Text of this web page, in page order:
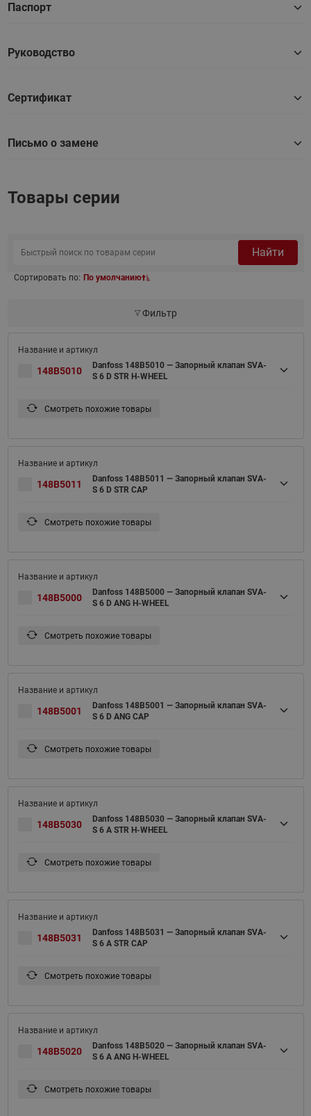
Паспорт
Руководство
Сертификат
Письмо о замене
Товары серии
Найти
Сортировать по: По умолчанию
Фильтр
148B5010
Danfoss 148B5010 — Запорный клапан SVA-
S 6 D STR H-WHEEL
Смотреть похожие товары
148B5011
Danfoss 148B5011 — Запорный клапан SVA-
S 6 D STR CAP
Смотреть похожие товары
148B5000
Danfoss 148B5000 — Запорный клапан SVA-
S 6 D ANG H-WHEEL
Смотреть похожие товары
148B5001
Danfoss 148B5001 — Запорный клапан SVA-
S 6 D ANG CAP
Смотреть похожие товары
148B5030
Danfoss 148B5030 — Запорный клапан SVA-
S 6 A STR H-WHEEL
Смотреть похожие товары
148B5031
Danfoss 148B5031 — Запорный клапан SVA-
S 6 A STR CAP
Смотреть похожие товары
148B5020
Danfoss 148B5020 — Запорный клапан SVA-
S 6 A ANG H-WHEEL
Смотреть похожие товары